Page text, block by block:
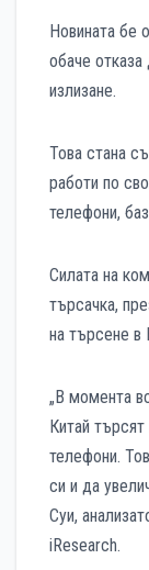
Новината бе
обаче
излизане.
Това стана
работи по
телефони,
Силата на
търсачка,
на търсене в
„В момента
Китай
телефони.
си и да
Суи,
iResearch.